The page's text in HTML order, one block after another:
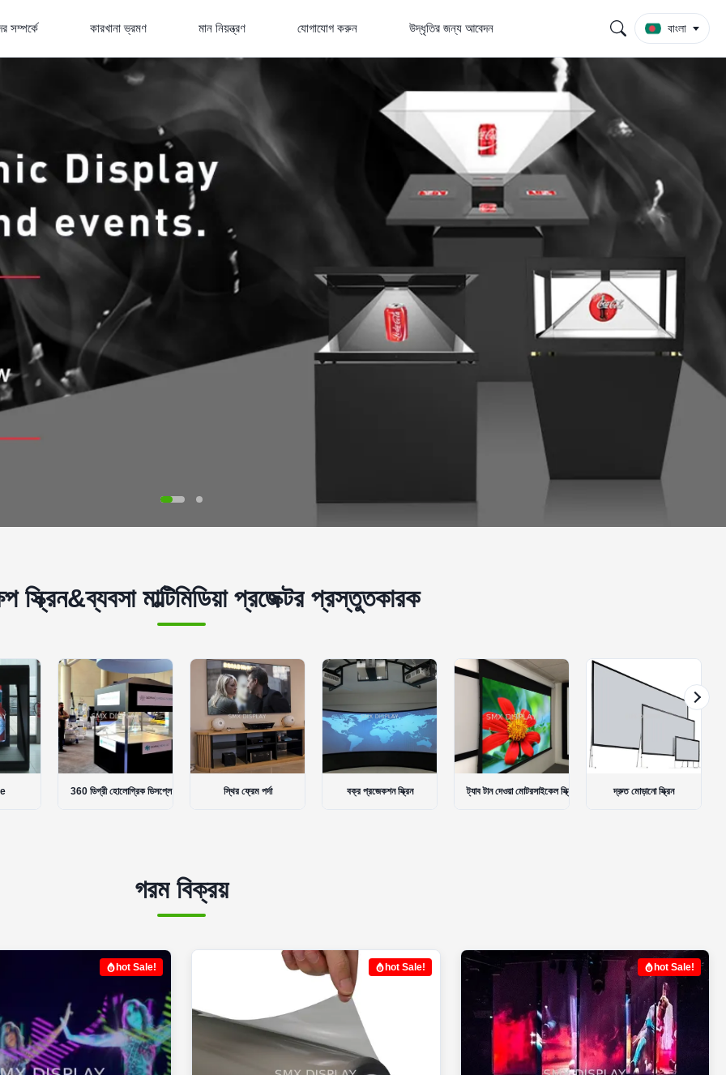
সম্পর্কে কারখানা ভ্রমণ মান নিয়ন্ত্রণ যোগাযোগ করুন উদ্ধৃতির জন্য আবেদন বাংলা
স্ক্রিন&ব্যবসা মাল্টিমিডিয়া প্রজেক্টর প্রস্তুতকারক
ডিসপ্লে স্থির ফ্রেম পর্দা বক্র প্রজেকশন স্ক্রিন ট্যাব টান দেওয়া মোটরসাইকেল স্ক্রিন দ্রুত মোড়ানো স্ক্রিন প্রজেক্টর আনুষাঙ্গিক
গরম বিক্রয়
hot Sale! hot Sale! hot Sale!